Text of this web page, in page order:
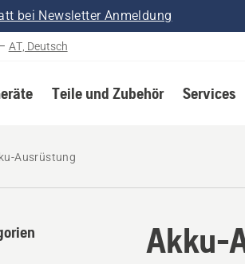
bei Newsletter Anmeldung
– AT, Deutsch
Teile und Zubehör Services
Ausrüstung
Akku-